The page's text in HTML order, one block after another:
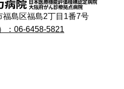
福島区福島2丁目1番7号
：06-6458-5821